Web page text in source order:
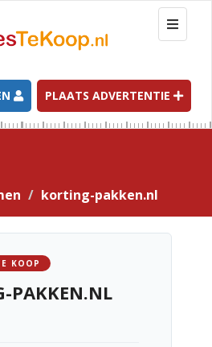
T
o
g
l
e
n
a
t
PLAATS ADVERTENTIE
korting-pakken.nl
KOOP
PAKKEN.NL